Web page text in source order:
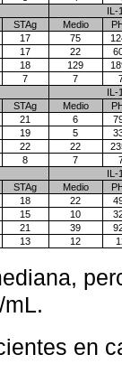
IL-
STAg Medio
17 75
17 22
18 129
7 7
IL-
STAg Medio
21 6
19 5
22 22
8 7
IL-
STAg Medio
18 22
15 10
21 39
13 12
en